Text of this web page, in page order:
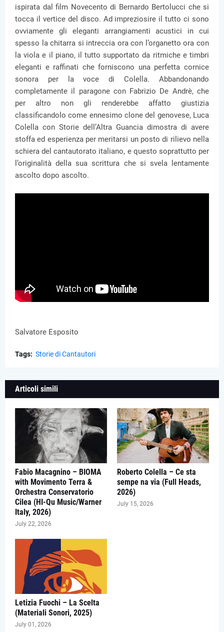
ispirata dal film Novecento di Bernardo Bertolucci che si
tocca il vertice del disco. Ad impreziosire il tutto ci sono
ovviamente gli eleganti arrangiamenti acustici in cui
spesso la chitarra si intreccia ora con l’organetto ora con
la viola e il piano, il tutto supportato da ritmiche e timbri
eleganti e raffinati che forniscono una perfetta cornice
sonora per la voce di Colella. Abbandonando
completamente il paragone con Fabrizio De Andrè, che
per altro non gli renderebbe affatto giustizia
classificandolo come ennesimo clone del genovese, Luca
Colella con Storie dell’Altra Guancia dimostra di avere
stoffa ed esperienza per meritarsi un posto di rilievo nella
schiera del cantautorato italiano, e questo soprattutto per
l’originalità della sua scrittura che si svela lentamente
ascolto dopo ascolto.
Salvatore Esposito
Tags: Storie di Cantautori
Articoli simili
Fabio Macagnino – BIOMA
with Movimento Terra &
Orchestra Conservatorio
Cilea (HI-Qu Music/Warner
Italy, 2026)
July 22, 2026
Roberto Colella – Ce sta
sempe na via (Full Heads,
2026)
July 15, 2026
Letizia Fuochi – La Scelta
(Materiali Sonori, 2025)
July 01, 2026